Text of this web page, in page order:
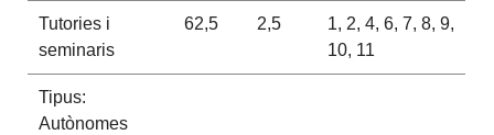
Tutories i
seminaris
62,5 2,5
1, 2, 4, 6, 7, 8, 9,
10, 11
Tipus:
Autònomes